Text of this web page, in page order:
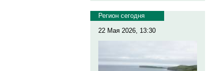
Регион сегодня
22 Мая 2026, 13:30